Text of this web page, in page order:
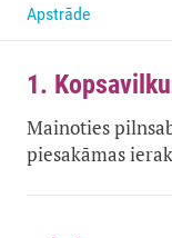
Apstrāde
1.
Mainoties
piesakāmas